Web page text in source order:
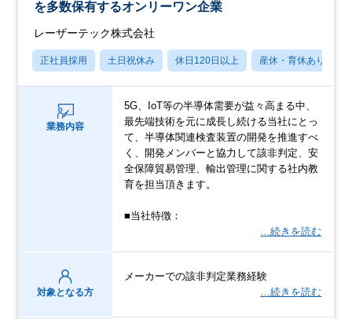
を多数保有するオンリーワン企業
レーザーテック株式会社
正社員採用 土日祝休み 休日120日以上 産休・育休あり
業務内容
5G、IoT等の半導体需要が益々高まる中、
最先端技術を元に成長し続ける当社にとっ
て、半導体関連検査装置の開発を推進すべ
く、開発メンバーと協力して該非判定、安
全保障貿易管理、輸出管理に関する社内教
育を担当頂きます。
■当社特徴：
…続きを読む
対象となる方
メーカーでの該非判定業務経験
…続きを読む